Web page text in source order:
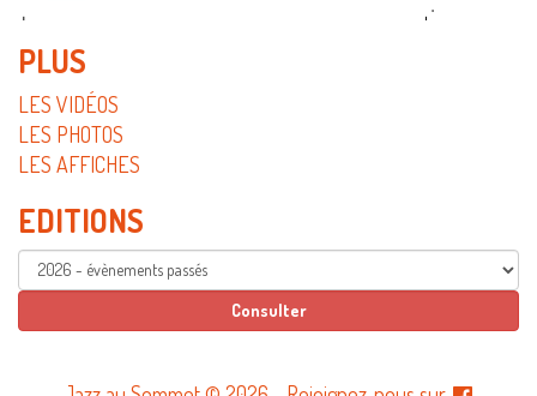
PLUS
LES VIDÉOS
LES PHOTOS
LES AFFICHES
EDITIONS